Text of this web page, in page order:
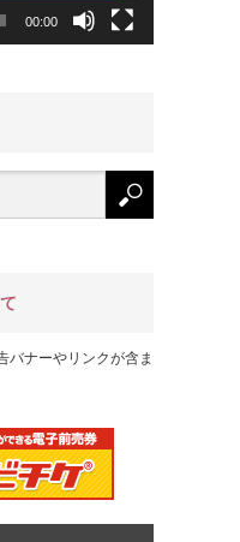
00:00
バナーやリンクが含ま